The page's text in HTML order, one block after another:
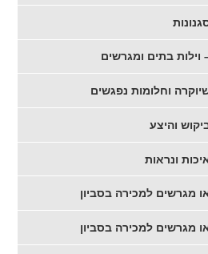
וילות בתים ומגרשים
וחלומות נפגשים
והיצע
ונראות
מגרשים למכירה בסביון
מגרשים למכירה בסביון